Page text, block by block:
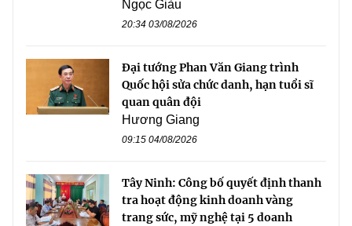
Ngọc Giàu
20:34 03/08/2026
Đại tướng Phan Văn Giang trình
Quốc hội sửa chức danh, hạn tuổi sĩ
quan quân đội
Hương Giang
09:15 04/08/2026
Tây Ninh: Công bố quyết định thanh
tra hoạt động kinh doanh vàng
trang sức, mỹ nghệ tại 5 doanh